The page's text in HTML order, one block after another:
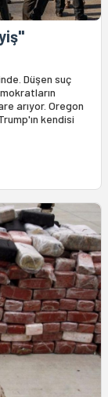
Düşen suç
arıyor. Oregon
kendisi